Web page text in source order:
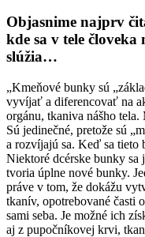
Objasnime najprv
kde sa v tele
slúžia…
„Kmeňové bunky sú
vyvíjať a diferencovať na
orgánu, tkaniva nášho
Sú jedinečné, pretože sú
a rozvíjajú sa. Keď sa tieto
Niektoré dcérske bunky sa
tvoria úplne nové bunky.
práve v tom, že dokážu
tkanív, opotrebované časti
sami seba. Je možné ich
aj z pupočníkovej krvi,